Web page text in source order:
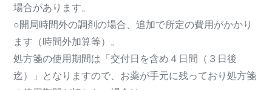
場合があります。
○開局時間外の調剤の場合、追加で所定の費用がかかり
ます（時間外加算等）。
処方箋の使用期間は「交付日を含め４日間（３日後
迄）」となりますので、お薬が手元に残っており処方箋